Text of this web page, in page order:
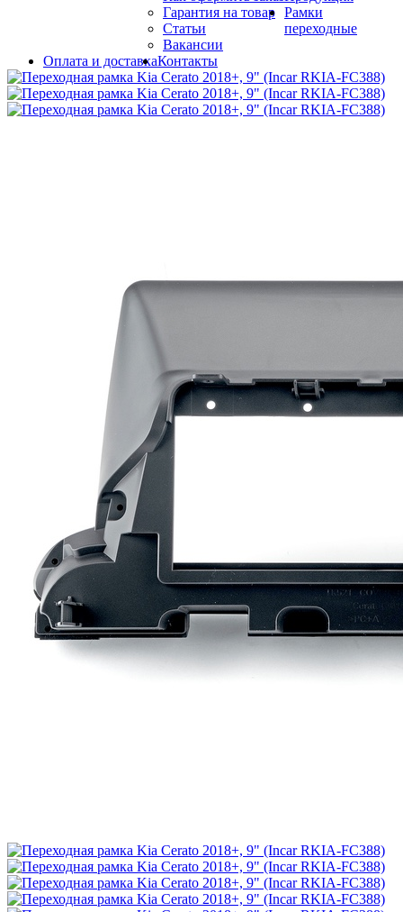
Гарантия на товар
Статьи
Вакансии
Оплата и доставкаКонтакты
Рамки
переходные